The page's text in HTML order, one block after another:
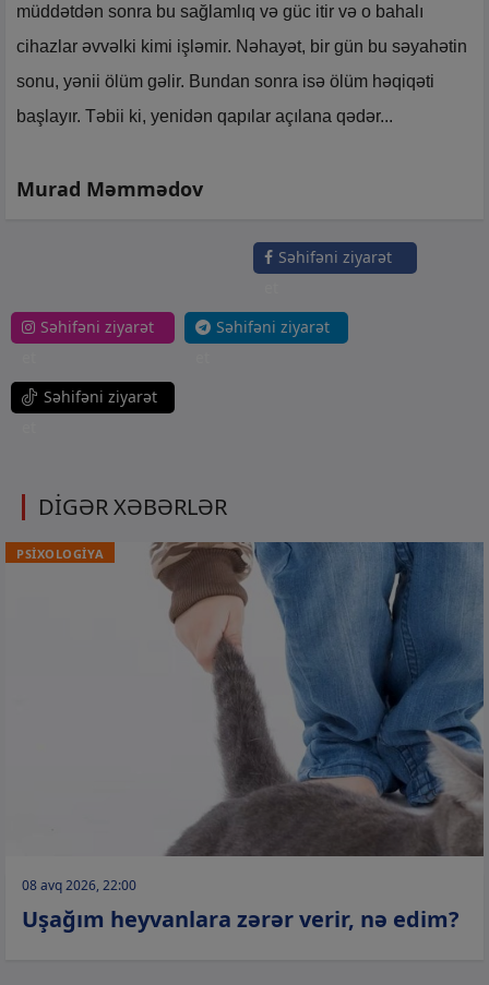
müddətdən sonra bu sağlamlıq və güc itir və o bahalı
cihazlar əvvəlki kimi işləmir. Nəhayət, bir gün bu səyahətin
sonu, yənii ölüm gəlir. Bundan sonra isə ölüm həqiqəti
başlayır. Təbii ki, yenidən qapılar açılana qədər...
Murad Məmmədov
Səhifəni ziyarət
Səhifəni ziyarət
Səhifəni ziyarət
Səhifəni ziyarət
DİGƏR XƏBƏRLƏR
PSİXOLOGİYA
08 avq 2026, 22:00
Uşağım heyvanlara zərər verir, nə edim?